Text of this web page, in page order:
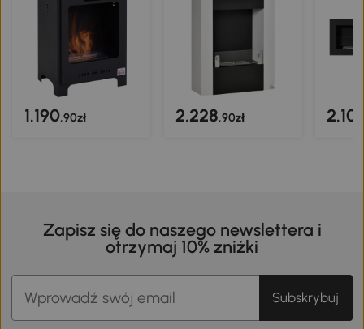
1.190,90zł 2.228,90zł
Zapisz się do naszego newslettera i
otrzymaj 10% zniżki
Subskrybuj